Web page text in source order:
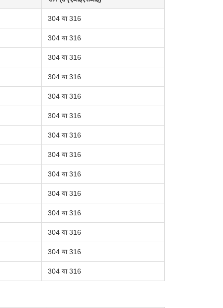
304 या 316
304 या 316
304 या 316
304 या 316
304 या 316
304 या 316
304 या 316
304 या 316
304 या 316
304 या 316
304 या 316
304 या 316
304 या 316
304 या 316